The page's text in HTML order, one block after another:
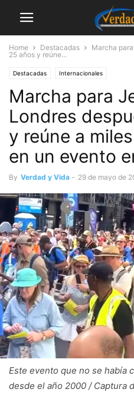
Home Destacadas
Marcha
25 años y reúne...
Destacadas Internacionales
Marcha para
Londres
y reúne a
en un evento
By Verdad y Vida - 29 de mayo de
Este evento que no se había
desde el año 2000 / Captura